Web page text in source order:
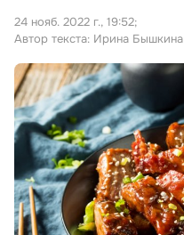
24 нояб. 2022 г., 19:52;
Автор текста: Ирина Бышкина